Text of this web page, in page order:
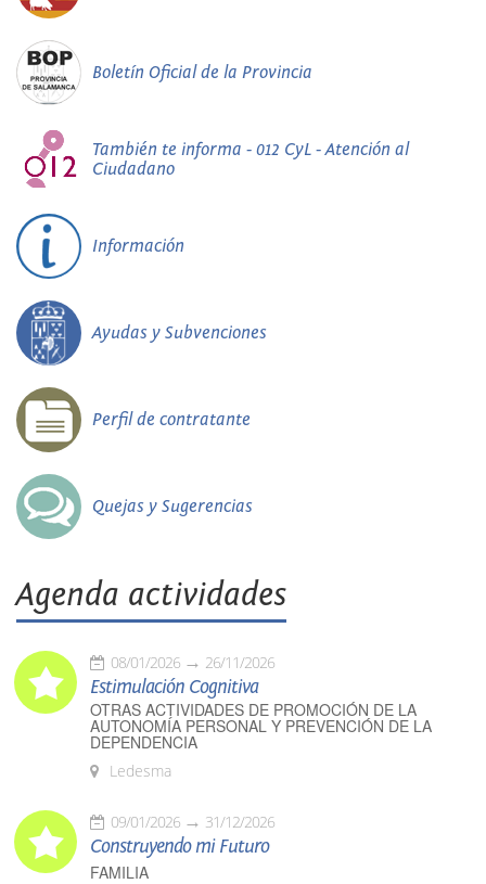
Boletín Oficial de la Provincia
También te informa - 012 CyL - Atención al
Ciudadano
Información
Ayudas y Subvenciones
Perfil de contratante
Quejas y Sugerencias
Agenda actividades
08/01/2026 26/11/2026
Estimulación Cognitiva
OTRAS ACTIVIDADES DE PROMOCIÓN DE LA
AUTONOMÍA PERSONAL Y PREVENCIÓN DE LA
DEPENDENCIA
Ledesma
09/01/2026 31/12/2026
Construyendo mi Futuro
FAMILIA